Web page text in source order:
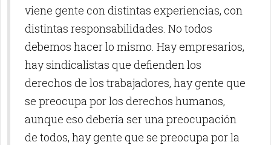
viene gente con distintas experiencias, con
distintas responsabilidades. No todos
debemos hacer lo mismo. Hay empresarios,
hay sindicalistas que defienden los
derechos de los trabajadores, hay gente que
se preocupa por los derechos humanos,
aunque eso debería ser una preocupación
de todos, hay gente que se preocupa por la